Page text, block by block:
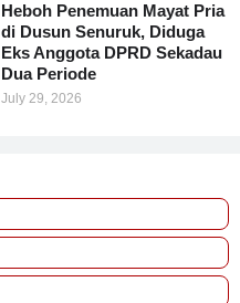
Heboh Penemuan Mayat Pria
di Dusun Senuruk, Diduga
Eks Anggota DPRD Sekadau
Dua Periode
July 29, 2026